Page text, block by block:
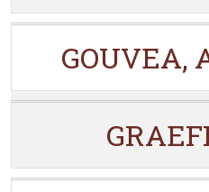
GOUVEA,